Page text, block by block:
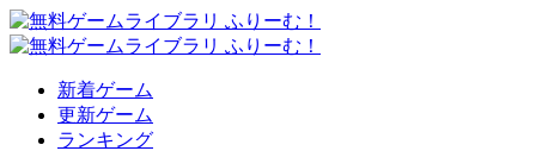
新着ゲーム
更新ゲーム
ランキング